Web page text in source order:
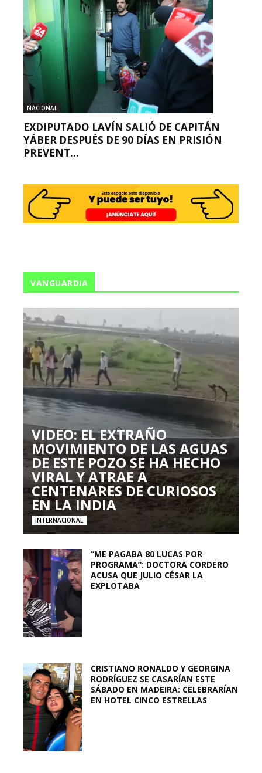
NACIONAL
EXDIPUTADO LAVÍN SALIÓ DE CAPITÁN
YÁBER DESPUÉS DE 90 DÍAS EN PRISIÓN
PREVENT...
VANGUARDIA
VIDEO: EL EXTRAÑO
MOVIMIENTO DE LAS AGUAS
DE ESTE POZO SE HA HECHO
VIRAL Y ATRAE A
CENTENARES DE CURIOSOS
EN LA INDIA
INTERNACIONAL
“ME PAGABA 80 LUCAS POR
PROGRAMA”: DOCTORA CORDERO
ACUSA QUE JULIO CÉSAR LA
EXPLOTABA
CRISTIANO RONALDO Y GEORGINA
RODRÍGUEZ SE CASARÍAN ESTE
SÁBADO EN MADEIRA: CELEBRARÍAN
EN HOTEL CINCO ESTRELLAS